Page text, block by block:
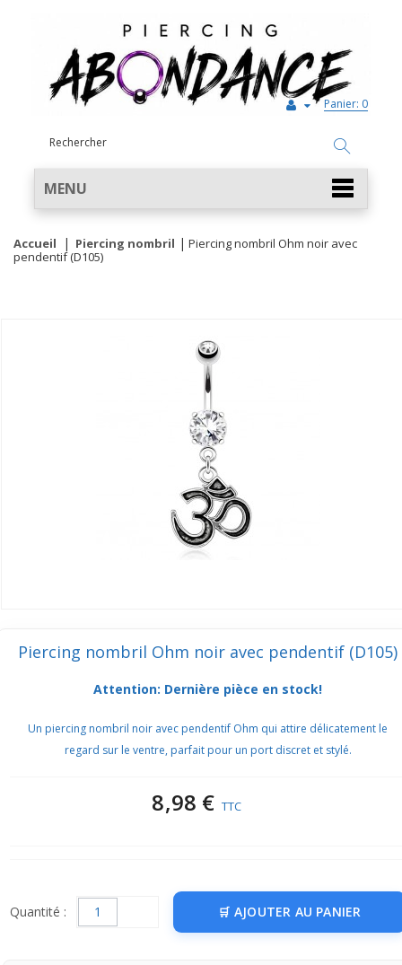
Panier: 0
MENU
Accueil Piercing nombril
Piercing nombril Ohm noir avec
pendentif (D105)
Piercing nombril Ohm noir avec pendentif (D105)
Attention: Dernière pièce en stock!
Un piercing nombril noir avec pendentif Ohm qui attire délicatement le
regard sur le ventre, parfait pour un port discret et stylé.
8,98 € TTC
Quantité : AJOUTER AU PANIER